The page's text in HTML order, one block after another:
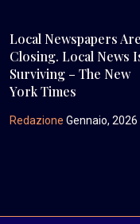
Local Newspapers Are
Closing. Local News
Surviving – The New
York Times
Redazione Gennaio, 2026